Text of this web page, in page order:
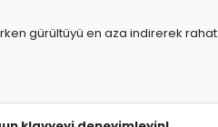
gürültüyü en aza indirerek